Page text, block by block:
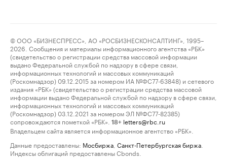
© ООО «БИЗНЕСПРЕСС», АО «РОСБИЗНЕСКОНСАЛТИНГ», 1995–
2026. Сообщения и материалы информационного агентства «РБК»
(свидетельство о регистрации средства массовой информации
выдано Федеральной службой по надзору в сфере связи,
информационных технологий и массовых коммуникаций
(Роскомнадзор) 09.12.2015 за номером ИА №ФС77-63848) и сетевого
издания «РБК» (свидетельство о регистрации средства массовой
информации выдано Федеральной службой по надзору в сфере связи,
информационных технологий и массовых коммуникаций
(Роскомнадзор) 03.12.2021 за номером ЭЛ №ФС77-82385)
сопровождаются пометкой «РБК».
18+ letters@rbc.ru
Владельцем сайта является информационное агентство «РБК».
Данные предоставлены: Мосбиржа Санкт-Петербургская биржа
Индексы облигаций предоставлены Cbonds.